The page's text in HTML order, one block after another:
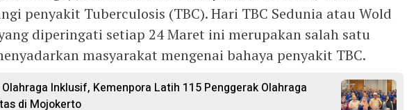
penyakit Tuberculosis (TBC). Hari TBC Sedunia atau Wold
diperingati setiap 24 Maret ini merupakan salah satu
masyarakat mengenai bahaya penyakit TBC.
Inklusif, Kemenpora Latih 115 Penggerak Olahraga
di Mojokerto